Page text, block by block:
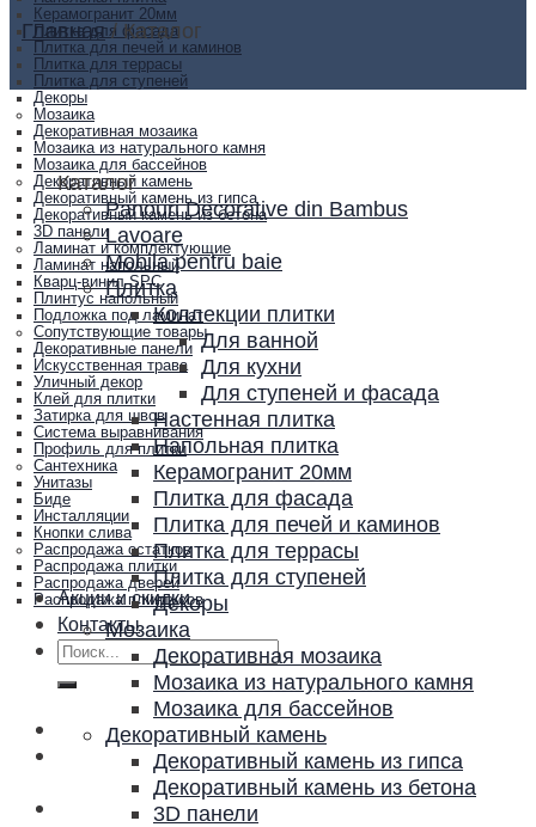
Керамогранит 20мм
Плитка для фасада
Плитка для печей и каминов
Плитка для террасы
Плитка для ступеней
Декоры
Мозаика
Декоративная мозаика
Мозаика из натурального камня
Мозаика для бассейнов
Декоративный камень
Декоративный камень из гипса
Декоративный камень из бетона
3D панели
Ламинат и комплектующие
Ламинат напольный
Кварц-винил SPC
Плинтус напольный
Подложка под ламинат
Сопутствующие товары
Декоративные панели
Искусственная трава
Уличный декор
Клей для плитки
Затирка для швов
Система выравнивания
Профиль для плитки
Сантехника
Унитазы
Биде
Инсталляции
Кнопки слива
Распродажа остатков
Распродажа плитки
Распродажа дверей
Распродажа плинтусов
Акции и скидки
Контакты
Искать:
Главная /Каталог
Каталог
Panouri Decorative din Bambus
Lavoare
Mobila pentru baie
Плитка
Коллекции плитки
Для ванной
Для кухни
Для ступеней и фасада
Настенная плитка
Напольная плитка
Керамогранит 20мм
Плитка для фасада
Плитка для печей и каминов
Плитка для террасы
Плитка для ступеней
Декоры
Мозаика
Декоративная мозаика
Мозаика из натурального камня
Мозаика для бассейнов
Декоративный камень
Декоративный камень из гипса
Декоративный камень из бетона
3D панели